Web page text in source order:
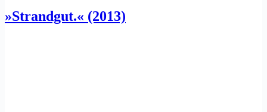
»Strandgut.« (2013)